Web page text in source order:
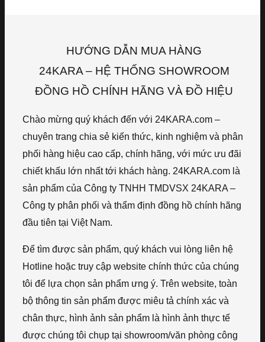
HƯỚNG DẪN MUA HÀNG
24KARA – HỆ THỐNG SHOWROOM
ĐỒNG HỒ CHÍNH HÃNG VÀ ĐỒ HIỆU
Chào mừng quý khách đến với 24KARA.com –
chuyên trang chia sẻ kiến thức, kinh nghiệm và phân
phối hàng hiệu cao cấp, chính hãng, với mức ưu đãi
chiết khấu lớn nhất tới khách hàng. 24KARA.com là
sản phẩm của Công ty TNHH TMDVSX 24KARA –
Công ty phân phối và thẩm định đồng hồ chính hãng
đầu tiên tại Việt Nam.
Để tìm được sản phẩm, quý khách vui lòng liên hệ
Hotline hoặc truy cập website chính thức của chúng
tôi để lựa chọn sản phẩm ưng ý. Trên website, toàn
bộ thông tin sản phẩm được miêu tả chính xác và
chân thực, hình ảnh sản phẩm là hình ảnh thực tế
được chúng tôi chụp tại showroom/văn phòng công